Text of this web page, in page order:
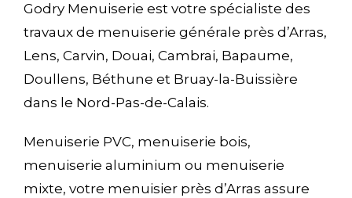
Godry Menuiserie est votre spécialiste des
travaux de menuiserie générale près d’Arras,
Lens, Carvin, Douai, Cambrai, Bapaume,
Doullens, Béthune et Bruay-la-Buissière
dans le Nord-Pas-de-Calais.
Menuiserie PVC, menuiserie bois,
menuiserie aluminium ou menuiserie
mixte, votre menuisier près d’Arras assure